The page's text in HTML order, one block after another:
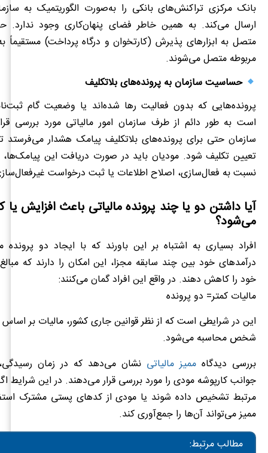
بانک مرکزی تراکنش‌های بانکی را به‌صورت الگوریتمیک به
ارسال می‌کند. به همین خاطر فضای پنهان‌کاری وجود ندارد.
متصل به ابزارهای پذیرش (کارتخوان و درگاه پرداخت) مستقیماً
مربوطه متصل می‌شوند.
حساسیت سازمان به پرونده‌های بلاتکلیف
پرونده‌هایی که بدون فعالیت رها شده‌اند یا وضعیت گام
است به طور دائم از طرف سازمان امور مالیاتی مورد بررسی
سازمان حتی برای پرونده‌های بلاتکلیف پیامک هشدار
تعیین تکلیف شود. مودیان باید در صورت دریافت این پیامک‌ها،
نسبت به فعال‌سازی، اصلاح اطلاعات یا ثبت درخواست
آیا داشتن دو یا چند پرونده مالیاتی باعث افزایش
می‌شود؟
افراد بسیاری به اشتباه بر این باورند که با ایجاد دو پرونده
درآمدهای خود بین چند سابقه مجزا، این امکان را دارند که
خود را کاهش دهند. در واقع این افراد گمان می‌کنند:
مالیات کمتر= دو پرونده
این در شرایطی است که از نظر قوانین جاری کشور، مالیات بر
شخص محاسبه می‌شود.
بررسی دیدگاه ممیز مالیاتی نشان می‌دهد که در زمان
جوانب کارپوشه مودی را مورد بررسی قرار می‌‌دهند. در این شرایط
مرتبط تشخیص داده شوند یا مودی از کدهای پستی مشترک
ممیز می‌تواند آن‌ها را جمع‌آوری کند.
مطالب مرتبط: